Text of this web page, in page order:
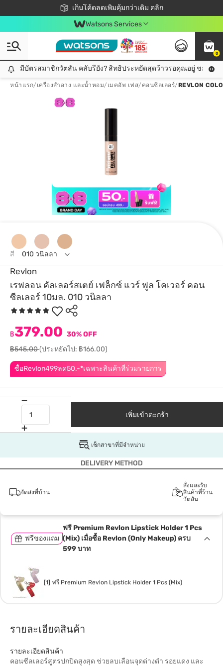
เก็บโค้ดลดเพิ่มคุ้มกว่าเดิม คลิก
ชอปออนไลน์ครั้งแรก ลดเพิ่มจุก ๆ 10%! 🎉
📦ส่งฟรี! เมื่อชอป 499฿
สมาชิกวัตสัน คลับดียังไง?
Watsons Services
0
มีบัตรสมาชิกวัตสัน คลับรึยัง? สิทธิประหยัดสุดว้าวรอคุณอยู่ ชอปคุ้มกว่าเดิม คลิก!
มีบัตรสมาชิกวัตสัน คลับรึยัง? สิทธิประหยัดสุดว้าวรอคุณอยู่ ชอปคุ้มก
หน้าแรก/ เครื่องสำอาง และน้ำหอม/ เมคอัพ เฟส/ คอนซีลเลอร์/REVLON
Revlon
เรฟลอน คัลเลอร์สเตย์ เฟล็กซ์ แวร์ ฟูล โคเวอร์ คอน
ซีลเลอร์ 10มล. 010 วนิลลา
ซื้อRevlon499ลด50.-*เฉพาะสินค้าที่ร่วมรายการ
฿379.00 30% OFF
฿545.00(ประหยัดไป: ฿166.00)
สี 010 วนิลลา
เพิ่มเข้าตะกร้า
เช็กสาขาที่มีจำหน่าย
DELIVERY METHOD
จัดส่งที่บ้าน
สั่งและรับ
สินค้าที่ร้าน
วัตสัน
ฟรีของแถม
ฟรี Premium Revlon Lipstick Holder 1 Pcs
(Mix) เมื่อซื้อ Revlon (Only Makeup) ครบ
599 บาท
[1] ฟรี Premium Revlon Lipstick Holder 1 Pcs (Mix)
รายละเอียดสินค้า
รายละเอียดสินค้า
คอนซีลเลอร์สูตรปกปิดสูงสุด ช่วยลบเลือนจุดด่างดำ รอยแดง และ